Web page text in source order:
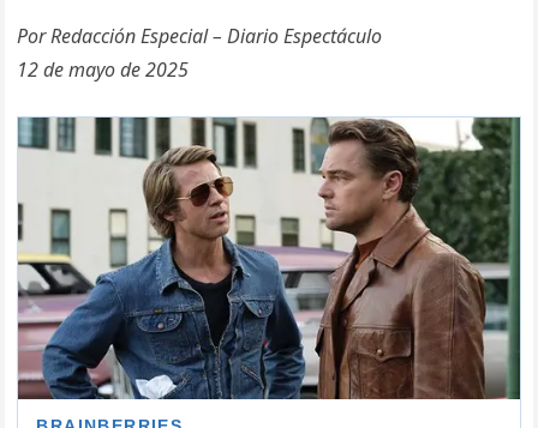
Por Redacción Especial – Diario Espectáculo
12 de mayo de 2025